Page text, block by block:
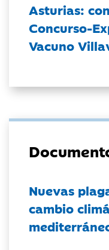
Asturias:
Concurso-
Vacuno
Nuevas
cambio